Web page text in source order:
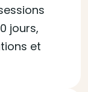
jours,
et